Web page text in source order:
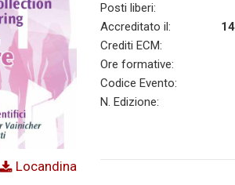
Locandina
Posti liberi:
Accreditato il:
Crediti ECM:
Ore formative:
Codice Evento:
N. Edizione: